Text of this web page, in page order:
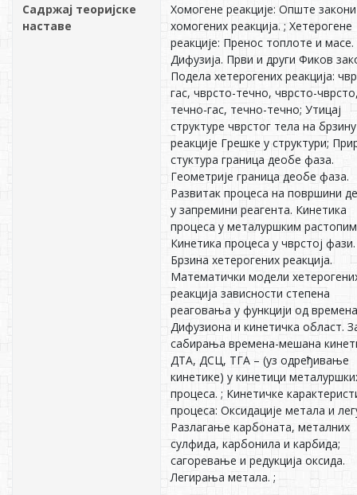
Садржај теоријске
наставе
Хомогене реакцијe: Опште
хомогених реакција. ; Хетерогене
реакције: Пренос топлоте и масе.
Дифузија. Први и други Фиков
Подела хетерогених реакција:
гас, чврсто-течно, чврсто-
течно-гас, течно-течно; Утицај
структуре чврстог тела на брзину
реакције Грешке у структури;
стуктура граница деобе фаза.
Геометрије граница деобе фаза.
Развитак процеса на површини
у запремини реагента. Кинетика
процеса у металуршким
Кинетика процеса у чврстој фази.
Брзина хетерогених реакција.
Математички модели
реакција зависности степена
реаговања у функцији од
Дифузиона и кинетичка област.
сабирања времена-мешана
ДТА, ДСЦ, ТГА – (уз одређивање
кинетике) у кинетици
процеса. ; Кинетичке
процеса: Oксидације метала и
Pазлагање карбоната, металних
сулфида, карбонила и карбидa;
сагоревање и редукција оксида.
Легирања метала. ;